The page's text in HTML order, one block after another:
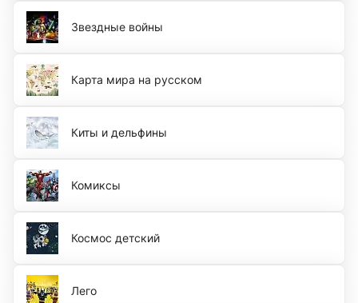
Звездные войны
Карта мира на русском
Киты и дельфины
Комиксы
Космос детский
Лего